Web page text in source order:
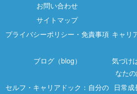
お問い合わせ
サイトマップ
プライバシーポリシー・免責事項 キャリ
ブログ（blog）
気づけ
なた
セルフ・キャリアドック：自分の 日常